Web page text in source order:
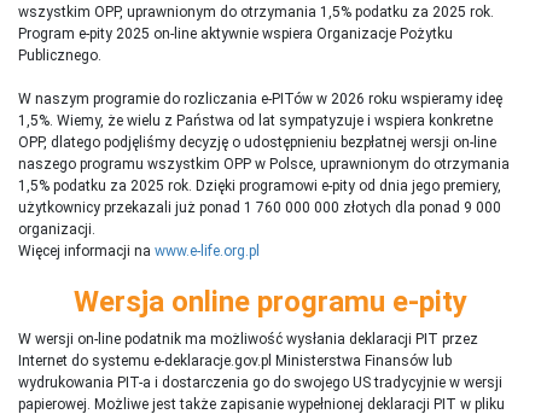
wszystkim OPP, uprawnionym do otrzymania 1,5% podatku za 2025 rok.
Program e-pity 2025 on-line aktywnie wspiera Organizacje Pożytku
Publicznego.
W naszym programie do rozliczania e-PITów w 2026 roku wspieramy ideę
1,5%. Wiemy, że wielu z Państwa od lat sympatyzuje i wspiera konkretne
OPP, dlatego podjęliśmy decyzję o udostępnieniu bezpłatnej wersji on-line
naszego programu wszystkim OPP w Polsce, uprawnionym do otrzymania
1,5% podatku za 2025 rok. Dzięki programowi e-pity od dnia jego premiery,
użytkownicy przekazali już ponad 1 760 000 000 złotych dla ponad 9 000
organizacji.
Więcej informacji na www.e-life.org.pl
Wersja online programu e-pity
W wersji on-line podatnik ma możliwość wysłania deklaracji PIT przez
Internet do systemu e-deklaracje.gov.pl Ministerstwa Finansów lub
wydrukowania PIT-a i dostarczenia go do swojego US tradycyjnie w wersji
papierowej. Możliwe jest także zapisanie wypełnionej deklaracji PIT w pliku